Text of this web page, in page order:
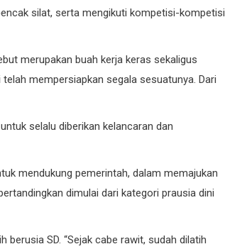
silat, serta mengikuti kompetisi-kompetisi
merupakan buah kerja keras sekaligus
mempersiapkan segala sesuatunya. Dari
selalu diberikan kelancaran dan
mendukung pemerintah, dalam memajukan
dimulai dari kategori prausia dini
SD. “Sejak cabe rawit, sudah dilatih